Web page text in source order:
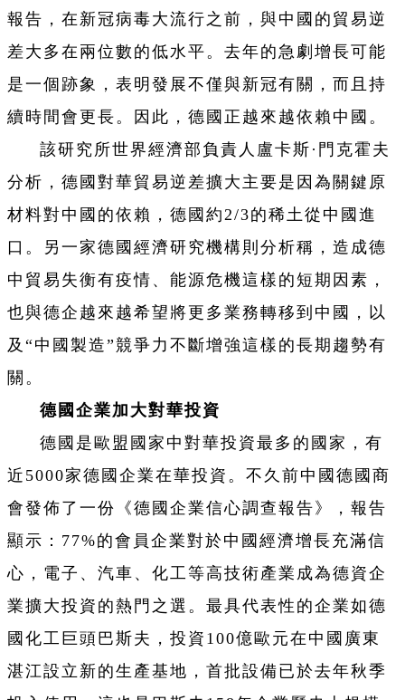
報告，在新冠病毒大流行之前，與中國的貿易逆
差大多在兩位數的低水平。去年的急劇增長可能
是一個跡象，表明發展不僅與新冠有關，而且持
續時間會更長。因此，德國正越來越依賴中國。
該研究所世界經濟部負責人盧卡斯·門克霍夫
分析，德國對華貿易逆差擴大主要是因為關鍵原
材料對中國的依賴，德國約2/3的稀土從中國進
口。另一家德國經濟研究機構則分析稱，造成德
中貿易失衡有疫情、能源危機這樣的短期因素，
也與德企越來越希望將更多業務轉移到中國，以
及“中國製造”競爭力不斷增強這樣的長期趨勢有
關。
德國企業加大對華投資
德國是歐盟國家中對華投資最多的國家，有
近5000家德國企業在華投資。不久前中國德國商
會發佈了一份《德國企業信心調查報告》，報告
顯示：77%的會員企業對於中國經濟增長充滿信
心，電子、汽車、化工等高技術產業成為德資企
業擴大投資的熱門之選。最具代表性的企業如德
國化工巨頭巴斯夫，投資100億歐元在中國廣東
湛江設立新的生產基地，首批設備已於去年秋季